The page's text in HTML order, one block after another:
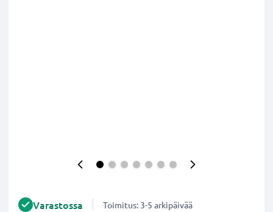
Varastossa Toimitus: 3-5 arkipäivää